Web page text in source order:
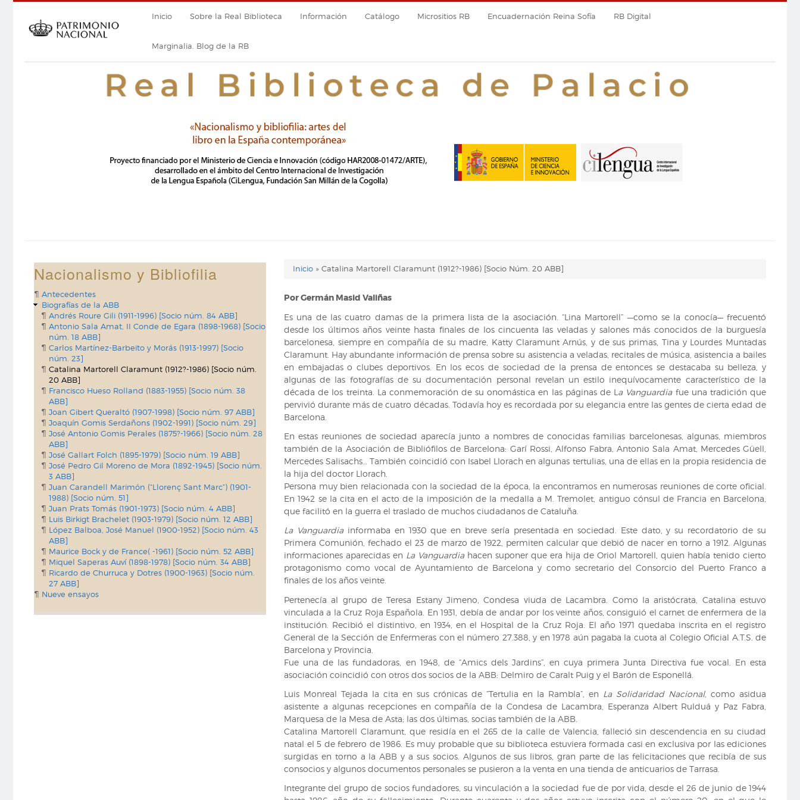
contenido
Navegación
principal
Inicio Sobre la Real Biblioteca Información Catálogo Micrositios RB Encuadernación Reina Sofía RB Digital
Marginalia. Blog de la RB
Nacionalismo y Bibliofilia
Antecedentes
Biografías de la ABB
Andrés Roure Gili (1911-1996) [Socio núm. 84 ABB]
Antonio Sala Amat, II Conde de Egara (1898-1968) [Socio
núm. 18 ABB]
Carlos Martínez-Barbeito y Morás (1913-1997) [Socio
núm. 23]
Catalina Martorell Claramunt (1912?-1986) [Socio núm.
20 ABB]
Francisco Hueso Rolland (1883-1955) [Socio núm. 38
ABB]
Joan Gibert Queraltó (1907-1998) [Socio núm. 97 ABB]
Joaquín Gomis Serdañons (1902-1991) [Socio núm. 29]
José Antonio Gomis Perales (1875?-1966) [Socio núm. 28
ABB]
José Gallart Folch (1895-1979) [Socio núm. 19 ABB]
José Pedro Gil Moreno de Mora (1892-1945) [Socio núm.
3 ABB]
Juan Carandell Marimón (“Llorenç Sant Marc”) (1901-
1988) [Socio núm. 51]
Juan Prats Tomás (1901-1973) [Socio núm. 4 ABB]
Luis Birkigt Brachelet (1903-1979) [Socio núm. 12 ABB]
López Balboa, José Manuel (1900-1952) [Socio núm. 43
ABB]
Maurice Bock y de France( -1961) [Socio núm. 52 ABB]
Miquel Saperas Auví (1898-1978) [Socio núm. 34 ABB]
Ricardo de Churruca y Dotres (1900-1963) [Socio núm.
27 ABB]
Nueve ensayos
Enlaces
de
ayuda
de
navegación
Inicio Catalina Martorell Claramunt (1912?-1986) [Socio Núm. 20 ABB]
Por Germán Masid Valiñas
Es una de las cuatro damas de la primera lista de la asociación. “Lina Martorell” —como se la conocía— frecuentó
desde los últimos años veinte hasta finales de los cincuenta las veladas y salones más conocidos de la burguesía
barcelonesa, siempre en compañía de su madre, Katty Claramunt Arnús, y de sus primas, Tina y Lourdes Muntadas
Claramunt. Hay abundante información de prensa sobre su asistencia a veladas, recitales de música, asistencia a bailes
en embajadas o clubes deportivos. En los ecos de sociedad de la prensa de entonces se destacaba su belleza, y
algunas de las fotografías de su documentación personal revelan un estilo inequívocamente característico de la
década de los treinta. La conmemoración de su onomástica en las páginas de L a Vanguardiafue una tradición que
pervivió durante más de cuatro décadas. Todavía hoy es recordada por su elegancia entre las gentes de cierta edad de
Barcelona.
En estas reuniones de sociedad aparecía junto a nombres de conocidas familias barcelonesas, algunas, miembros
también de la Asociación de Bibliófilos de Barcelona: Garí Rossi, Alfonso Fabra, Antonio Sala Amat, Mercedes Güell,
Mercedes Salisachs… También coincidió con Isabel Llorach en algunas tertulias, una de ellas en la propia residencia de
la hija del doctor Llorach.
Persona muy bien relacionada con la sociedad de la época, la encontramos en numerosas reuniones de corte oficial.
En 1942 se la cita en el acto de la imposición de la medalla a M. Tremolet, antiguo cónsul de Francia en Barcelona,
que facilitó en la guerra el traslado de muchos ciudadanos de Cataluña.
La Vanguardiainformaba en 1930 que en breve sería presentada en sociedad. Este dato, y su recordatorio de su
Primera Comunión, fechado el 23 de marzo de 1922, permiten calcular que debió de nacer en torno a 1912. Algunas
informaciones aparecidas en La Vanguardia hacen suponer que era hija de Oriol Martorell, quien había tenido cierto
protagonismo como vocal de Ayuntamiento de Barcelona y como secretario del Consorcio del Puerto Franco a
finales de los años veinte.
Pertenecía al grupo de Teresa Estany Jimeno, Condesa viuda de Lacambra. Como la aristócrata, Catalina estuvo
vinculada a la Cruz Roja Española. En 1931, debía de andar por los veinte años, consiguió el carnet de enfermera de la
institución. Recibió el distintivo, en 1934, en el Hospital de la Cruz Roja. El año 1971 quedaba inscrita en el registro
General de la Sección de Enfermeras con el número 27.388, y en 1978 aún pagaba la cuota al Colegio Oficial A.T.S. de
Barcelona y Provincia.
Fue una de las fundadoras, en 1948, de “Amics dels Jardins”, en cuya primera Junta Directiva fue vocal. En esta
asociación coincidió con otros dos socios de la ABB: Delmiro de Caralt Puig y el Barón de Esponellá.
Luis Monreal Tejada la cita en sus crónicas de “Tertulia en la Rambla”, en La Solidaridad Nacional, como asidua
asistente a algunas recepciones en compañía de la Condesa de Lacambra, Esperanza Albert Rulduá y Paz Fabra,
Marquesa de la Mesa de Asta; las dos últimas, socias también de la ABB.
Catalina Martorell Claramunt, que residía en el 265 de la calle de Valencia, falleció sin descendencia en su ciudad
natal el 5 de febrero de 1986. Es muy probable que su biblioteca estuviera formada casi en exclusiva por las ediciones
surgidas en torno a la ABB y a sus socios. Algunos de sus libros, gran parte de las felicitaciones que recibía de sus
consocios y algunos documentos personales se pusieron a la venta en una tienda de anticuarios de Tarrasa.
Integrante del grupo de socios fundadores, su vinculación a la sociedad fue de por vida, desde el 26 de junio de 1944